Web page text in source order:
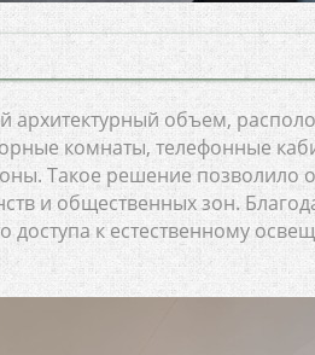
архитектурный объем,
комнаты, телефонные
Такое решение позволило
и общественных зон.
к естественному